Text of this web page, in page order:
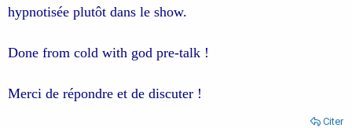
hypnotisée plutôt dans le show.
Done from cold with god pre-talk !
Merci de répondre et de discuter !
Citer